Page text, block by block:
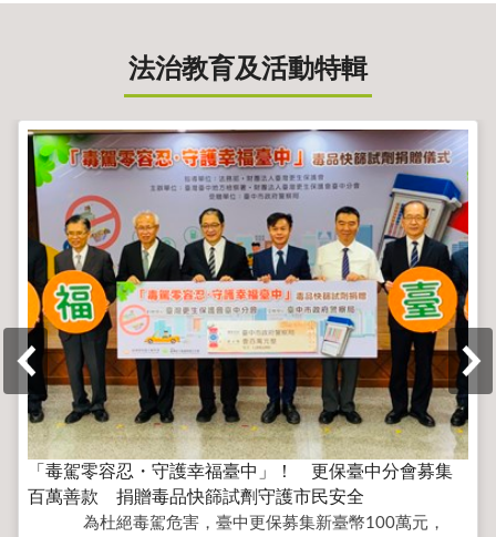
法治教育及活動特輯
「毒駕零容忍・守護幸福臺中」！ 更保臺中分會募集
百萬善款 捐贈毒品快篩試劑守護市民安全
為杜絕毒駕危害，臺中更保募集新臺幣100萬元，